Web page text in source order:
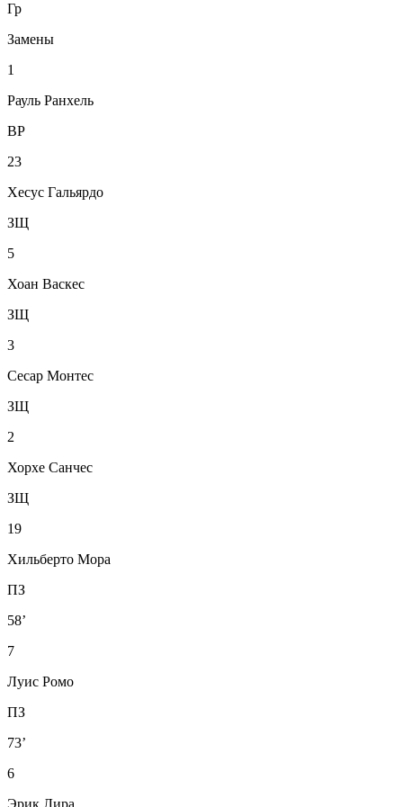
Гр
Замены
1
Рауль Ранхель
ВР
23
Хесус Гальярдо
ЗЩ
5
Хоан Васкес
ЗЩ
3
Сесар Монтес
ЗЩ
2
Хорхе Санчес
ЗЩ
19
Хильберто Мора
ПЗ
58’
7
Луис Ромо
ПЗ
73’
6
Эрик Лира